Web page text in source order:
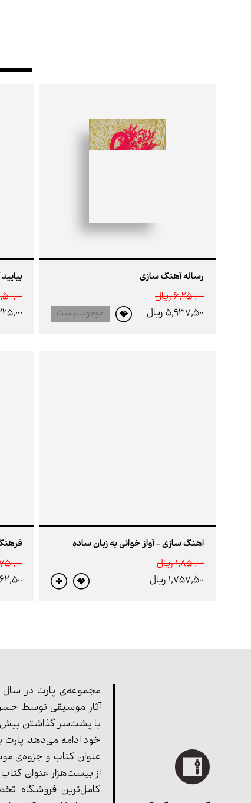
رساله آهنگ سازی
6,250,000 ريال
5,937,500 ريال
موجود نیست
3,500,000
آهنگ سازی - آواز خوانی به زبان ساده
1,850,000 ريال
1,757,500 ريال
آثار موسیقی توسط
با پشت‌سر گذاشتن بیش
خود ادامه می‌دهد. پارت
عنوان کتاب و جزوه‌ی
از بیست‌هزار عنوان
کامل‌ترین فروشگاه